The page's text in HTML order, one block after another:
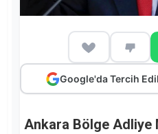
Google'da Tercih
Ankara Bölge Adliye